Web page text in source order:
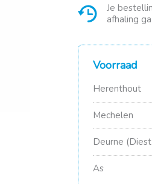
Je
afhaling
Voorraad
Herenthout
Mechelen
Deurne
As